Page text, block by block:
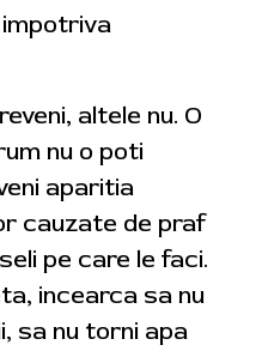
altele nu. O
nu o poti
aparitia
cauzate de praf
pe care le faci.
incearca sa nu
sa nu torni apa